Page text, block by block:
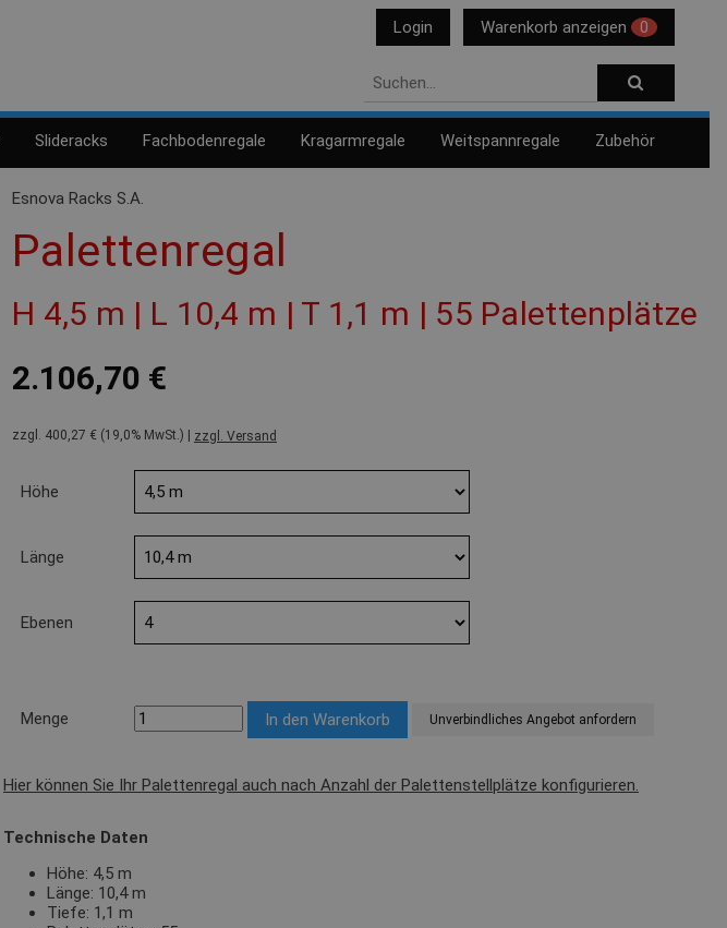
Login Warenkorb anzeigen 0
Slideracks Fachbodenregale Kragarmregale Weitspannregale Zubehör
Esnova Racks S.A.
Palettenregal
H 4,5 m | L 10,4 m | T 1,1 m | 55 Palettenplätze
2.106,70 €
zzgl. 400,27 € (19,0% MwSt.) | zzgl. Versand
Höhe
Länge
Ebenen
Menge Unverbindliches Angebot anfordern
Hier können Sie Ihr Palettenregal auch nach Anzahl der Palettenstellplätze konfigurieren.
Technische Daten
Höhe: 4,5 m
Länge: 10,4 m
Tiefe: 1,1 m